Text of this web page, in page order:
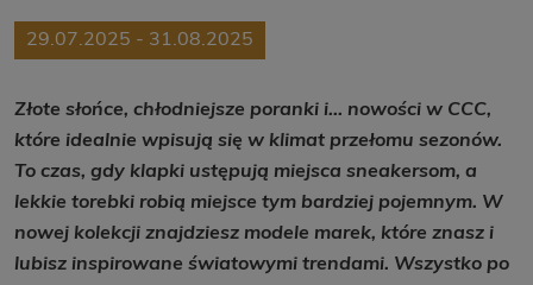
29.07.2025 - 31.08.2025
Złote słońce, chłodniejsze poranki i… nowości w CCC,
które idealnie wpisują się w klimat przełomu sezonów.
To czas, gdy klapki ustępują miejsca sneakersom, a
lekkie torebki robią miejsce tym bardziej pojemnym. W
nowej kolekcji znajdziesz modele marek, które znasz i
lubisz inspirowane światowymi trendami. Wszystko po